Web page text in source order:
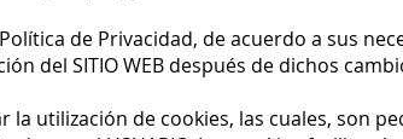
de Privacidad, de acuerdo a sus
del SITIO WEB después de dichos
la utilización de cookies, las cuales, son